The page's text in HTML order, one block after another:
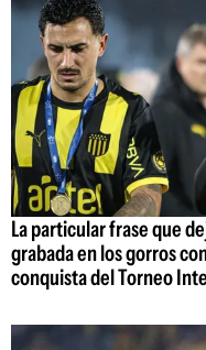
La particular frase que
grabada en los gorros
conquista del Torneo